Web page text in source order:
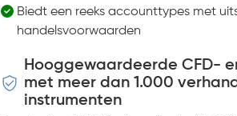
Biedt een reeks accounttypes met
handelsvoorwaarden
Hooggewaardeerde CFD-
met meer dan 1.000
instrumenten